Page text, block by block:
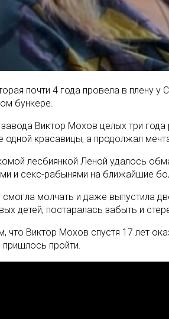
почти 4 года провела в плену
бункере.
Виктор Мохов целых три
одной красавицы, а продолжал
лесбиянкой Леной удалось
и секс-рабынями на ближайшие
молчать и даже выпустила
детей, постаралась забыть и
что Виктор Мохов спустя 17 лет
пришлось пройти.